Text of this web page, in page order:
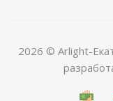
2026 © Arlight-